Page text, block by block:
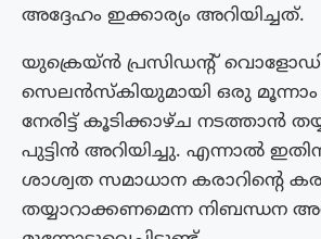
അദ്ദേഹം ഇക്കാര്യം അറിയിച്ചത്.
യുക്രെയ്ൻ പ്രസിഡന്റ്
സെലൻസ്കിയുമായി ഒരു മൂന്നാം
നേരിട്ട് കൂടിക്കാഴ്ച നടത്താൻ
പുട്ടിൻ അറിയിച്ചു. എന്നാൽ
ശാശ്വത സമാധാന കരാറിന്റെ
തയ്യാറാക്കണമെന്ന നിബന്ധന